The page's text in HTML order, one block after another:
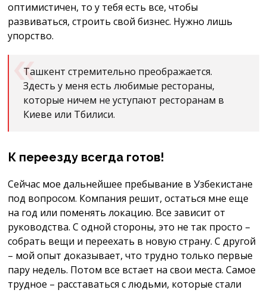
оптимистичен, то у тебя есть все, чтобы
развиваться, строить свой бизнес. Нужно лишь
упорство.
Ташкент стремительно преображается.
Здесть у меня есть любимые рестораны,
которые ничем не уступают ресторанам в
Киеве или Тбилиси.
К переезду всегда готов!
Сейчас мое дальнейшее пребывание в Узбекистане
под вопросом. Компания решит, остаться мне еще
на год или поменять локацию. Все зависит от
руководства. С одной стороны, это не так просто –
собрать вещи и переехать в новую страну. С другой
– мой опыт доказывает, что трудно только первые
пару недель. Потом все встает на свои места. Самое
трудное – расставаться с людьми, которые стали